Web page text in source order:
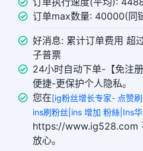
订单max数量: 40000(同
好消息: 累计订单费用 超
子普票
24小时自动下单-【免注
便捷-更保护个人隐私。
您在[ig粉丝增长专家- 点赞
ins刷粉丝|ins 增加 粉絲|Ins
https://www.ig528.com
放心。